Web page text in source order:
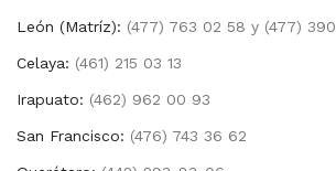
León (Matríz): (477) 763 02 58 y (477)
Celaya: (461) 215 03 13
Irapuato: (462) 962 00 93
San Francisco: (476) 743 36 62